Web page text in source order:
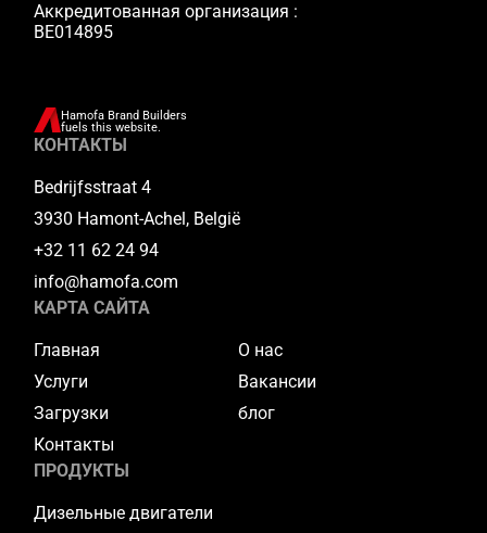
Аккредитованная организация :
BE014895
Hamofa Brand Builders
fuels this website.
КОНТАКТЫ
Bedrijfsstraat 4
3930 Hamont-Achel, België
+32 11 62 24 94
info@hamofa.com
КАРТА САЙТА
Главная
О нас
Услуги
Вакансии
Загрузки
блог
Контакты
ПРОДУКТЫ
Дизельные двигатели